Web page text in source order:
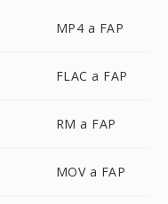
MP4 a FAP
FLAC a FAP
RM a FAP
MOV a FAP